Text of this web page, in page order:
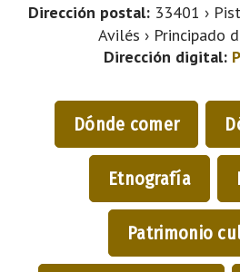
Dirección postal:33401 ›
Avilés › Principado
Dirección digital:
Dónde comer
Etnografía
Patrimonio